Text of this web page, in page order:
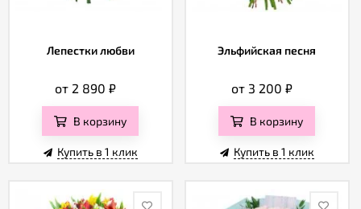
Лепестки любви
от 2 890₽
В корзину
Купить в 1 клик
Эльфийская песня
от 3 200₽
В корзину
Купить в 1 клик